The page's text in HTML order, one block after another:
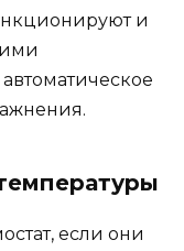
и
если они